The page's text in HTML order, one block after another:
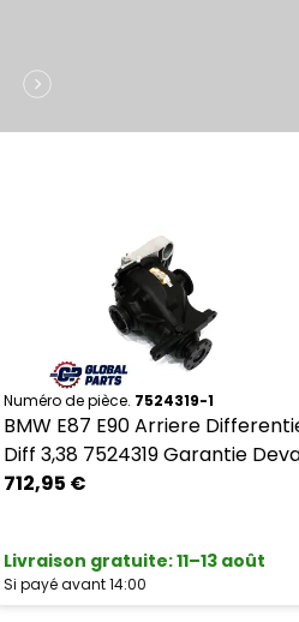
Numéro de pièce. 7524319-1
BMW E87 E90 Arriere
Diff 3,38 7524319 Garantie
712,95 €
Livraison gratuite:11–13 août
Si payé avant 14:00